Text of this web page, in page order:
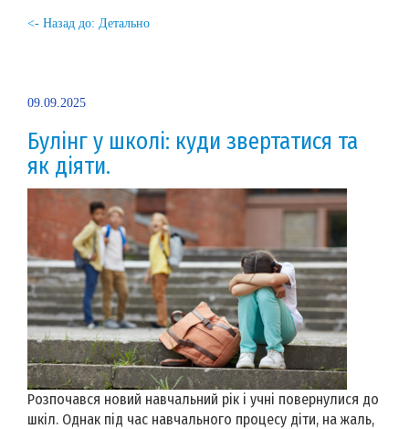
<- Назад до: Детально
09.09.2025
Булінг у школі: куди звертатися та
як діяти.
Розпочався новий навчальний рік і учні повернулися до
шкіл. Однак під час навчального процесу діти, на жаль,